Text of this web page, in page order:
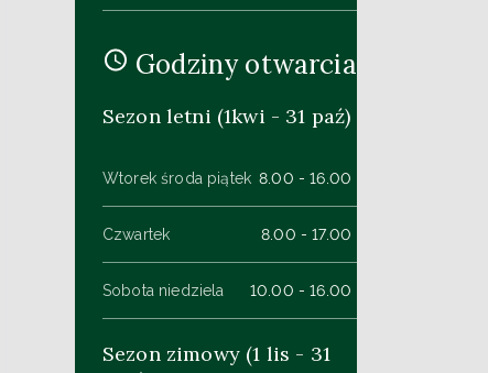
Godziny otwarcia
Sezon letni (1kwi - 31 paź)
Wtorek środa piątek 8.00 - 16.00
Czwartek 8.00 - 17.00
Sobota niedziela 10.00 - 16.00
Sezon zimowy (1 lis - 31